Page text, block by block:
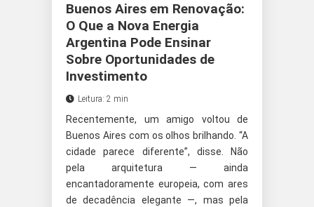
Buenos Aires em Renovação:
O Que a Nova Energia
Argentina Pode Ensinar
Sobre Oportunidades de
Investimento
Leitura: 2 min
Recentemente, um amigo voltou de
Buenos Aires com os olhos brilhando. “A
cidade parece diferente”, disse. Não
pela arquitetura — ainda
encantadoramente europeia, com ares
de decadência elegante —, mas pela